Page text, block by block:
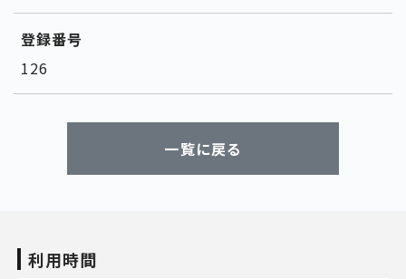
登録番号
126
一覧に戻る
利用時間